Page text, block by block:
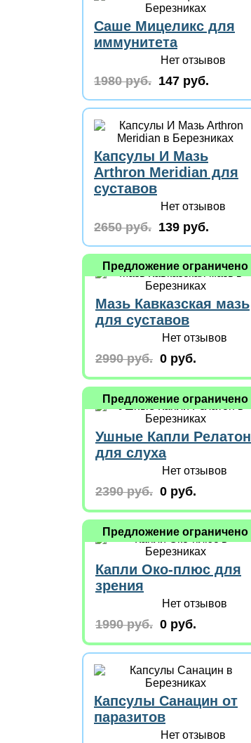
Саше Мицеликс для
иммунитета
Нет отзывов
1980 руб. 147 руб.
Капсулы И Мазь
Arthron Meridian для
суставов
Нет отзывов
2650 руб. 139 руб.
Мазь Кавказская мазь
для суставов
Нет отзывов
2990 руб. 0 руб.
Предложение ограничено
Ушные Капли Релатон
для слуха
Нет отзывов
2390 руб. 0 руб.
Предложение ограничено
Капли Око-плюс для
зрения
Нет отзывов
1990 руб. 0 руб.
Предложение ограничено
Капсулы Санацин от
паразитов
Нет отзывов